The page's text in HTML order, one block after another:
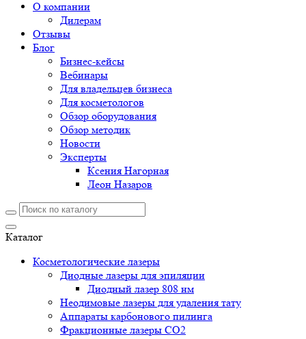
О компании
Дилерам
Отзывы
Блог
Бизнес-кейсы
Вебинары
Для владельцев бизнеса
Для косметологов
Обзор оборудования
Обзор методик
Новости
Эксперты
Ксения Нагорная
Леон Назаров
Каталог
Косметологические лазеры
Диодные лазеры для эпиляции
Диодный лазер 808 нм
Неодимовые лазеры для удаления тату
Аппараты карбонового пилинга
Фракционные лазеры CO2